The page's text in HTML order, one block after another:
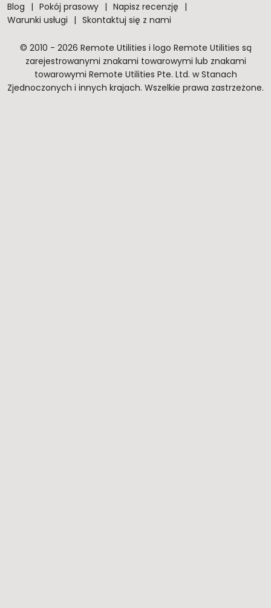
Blog Pokój prasowy
Napisz recenzję
Warunki usługi
Skontaktuj się z nami
© 2010 - 2026 Remote Utilities i logo Remote Utilities są
zarejestrowanymi znakami towarowymi lub znakami
towarowymi Remote Utilities Pte. Ltd. w Stanach
Zjednoczonych i innych krajach. Wszelkie prawa zastrzeżone.